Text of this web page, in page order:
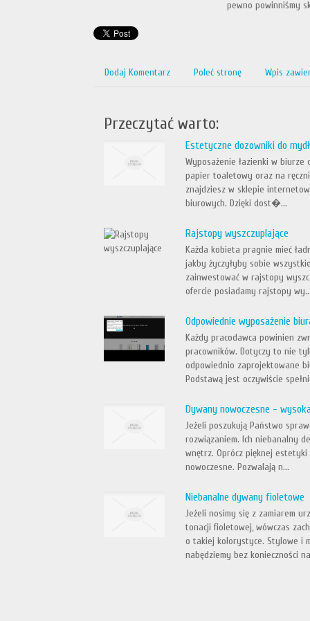
pewno powinniśmy
Dodaj Komentarz Poleć stronę Wpis
Przeczytać warto:
Estetyczne dozowniki do
Wyposażenie łazienki w biurze
papier toaletowy oraz na
znajdziesz w sklepie
biurowych. Dzięki dost�...
Rajstopy wyszczuplające
Każda kobieta pragnie mieć
jakby życzyłyby sobie
zainwestować w rajstopy
ofercie posiadamy rajstopy
Odpowiednie wyposażenie
Każdy pracodawca powinien
pracowników. Dotyczy to nie
odpowiednio zaprojektowane
Podstawą jest oczywiście
Dywany nowoczesne -
Jeżeli poszukują Państwo
rozwiązaniem. Ich niebanalny
wnętrz. Oprócz pięknej estetyki
nowoczesne. Pozwalają n...
Niebanalne dywany fioletowe
Jeżeli nosimy się z zamiarem
tonacji fioletowej, wówczas
o takiej kolorystyce. Stylowe i
nabędziemy bez konieczności